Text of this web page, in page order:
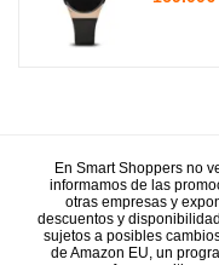
En Smart Shoppers no
informamos de las
otras empresas y
descuentos y
sujetos a posibles
de Amazon EU, un